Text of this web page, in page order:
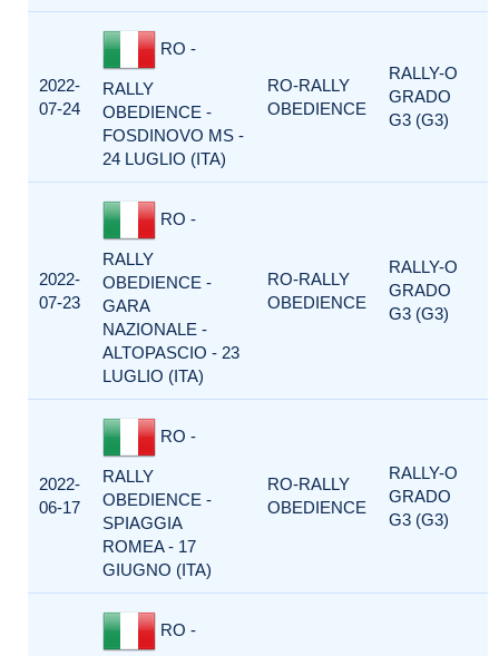
2022-
07-24
RO -
RALLY
OBEDIENCE -
FOSDINOVO MS -
24 LUGLIO (ITA)
RO-RALLY
OBEDIENCE
RALLY-O
GRADO
G3 (G3)
2022-
07-23
RO -
RALLY
OBEDIENCE -
GARA
NAZIONALE -
ALTOPASCIO - 23
LUGLIO (ITA)
RO-RALLY
OBEDIENCE
RALLY-O
GRADO
G3 (G3)
2022-
06-17
RO -
RALLY
OBEDIENCE -
SPIAGGIA
ROMEA - 17
GIUGNO (ITA)
RO-RALLY
OBEDIENCE
RALLY-O
GRADO
G3 (G3)
RO -